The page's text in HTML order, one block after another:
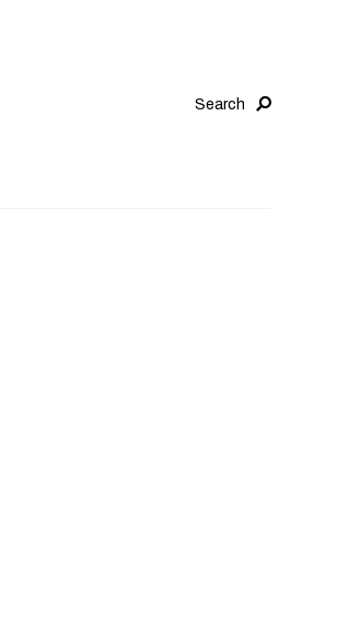
Search